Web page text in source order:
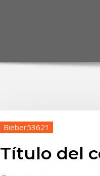
Bieber53621
Título del